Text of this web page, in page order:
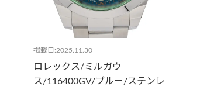
掲載日:2025.11.30
ロレックス/ミルガウ
ス/116400GV/ブルー/ステンレ